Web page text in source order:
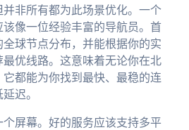
非所有都为此场景优化。一个
像一位经验丰富的导航员。首
球节点分布，并能根据你的实
优线路。这意味着无论你在北
都能为你找到最快、最稳的连
迟。
屏幕。好的服务应该支持多平